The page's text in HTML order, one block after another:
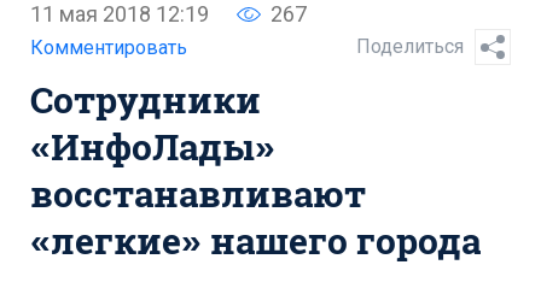
Ремонт Центральной площади
Ремонт Обводного шоссе
Набережная Тольятти
Неделя Тольятти
11 мая 2018 12:19 267
Комментировать Поделиться
Сотрудники
«ИнфоЛады»
восстанавливают
«легкие» нашего города